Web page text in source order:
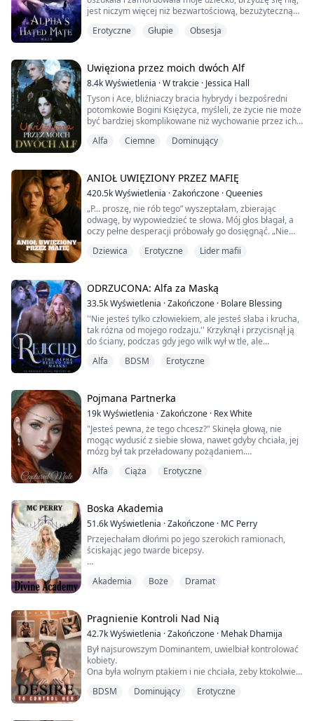
jest niczym więcej niż bezwartościową, bezużyteczną
odwdzięcza? Kochałem ją, zmieniłem się dla niej.
jestem pewien, że był tak ulż...
Erotyczne Głupie Obsesja
Uwięziona przez moich dwóch Alf
8.4kWyświetlenia ·W trakcie · Jessica Hall
Tyson i Ace, bliźniaczy bracia hybrydy i bezpośredni
potomkowie Bogini Księżyca, myśleli, że życie nie może
być bardziej skomplikowane niż wychowanie przez ich
swoją drugą szansę na partnerkę, dowiadują się, że
robią, nie mogą powstrzymać się od u...
Alfa Ciemne Dominujący
ANIOŁ UWIĘZIONY PRZEZ MAFIĘ
420.5kWyświetlenia ·Zakończone ·Queenies
„P... proszę, nie rób tego” wyszeptałam, zbierając
odwagę, by wypowiedzieć te słowa. Mój głos błagał, a
oczy pełne desperacji próbowały go dosięgnąć. „Nie
pragnę, nawet twoje łzy mnie podniecają”. Jego twarz
☆☆☆
Gdy niebezpieczny porywacz zwróci...
Dziewica Erotyczne Lider mafii
ODRZUCONA: Alfa za Maską
33.5kWyświetlenia ·Zakończone · Bolare Blessing
''Nie jesteś tylko człowiekiem, ale jesteś słaba i krucha,
tak różna od mojego rodzaju.'' Krzyknął i przycisnął ją
do ściany, podczas gdy jego wilk wył w tle, ale
oczy, które wyrażały strach i ból.
nie jesteś w moim typie, a kocham kog...
Alfa BDSM Erotyczne
Pojmana Partnerka
19kWyświetlenia ·Zakończone · Rex White
"Jesteś pewna, że tego chcesz?" Skinęła głową, nie
mogąc wydusić z siebie słowa, nawet gdyby chciała, jej
mózg był tak przeładowany pożądaniem.
Mój mózg też musi źle funkcjonować, nie mogę
skutkować moim własnym chłostaniem lub gorzej.
Znałem zasady, ale każda kara byłaby warta tego, by ją
mieć.
"...
Alfa Ciąża Erotyczne
Boska Akademia
51.6kWyświetlenia ·Zakończone · MC Perry
Przejechałam dłońmi po jego szerokich ramionach,
ściskając jego twarde bicepsy.
Aphelion z zarozumiałym uśmiechem na twarzy.
unosząc ręce z jego ramion i oplatając je wokół jego
włosów, przyciągając go do siebie.
TO JEST POWIEŚĆ HAREMOWA - CZYTAJ NA WŁASNĄ
ODPOWIEDZIALNOŚĆ...
*************...
Akademia Boże Dramat
Pragnienie Kontroli Nad Nią
42.7kWyświetlenia ·Zakończone · Mehak Dhamija
Był najsurowszym Dominantem, uwielbiał kontrolować
kobiety.
Ona była wolnym ptakiem i nie chciała, żeby ktokolwiek
BDSM Dominujący Erotyczne